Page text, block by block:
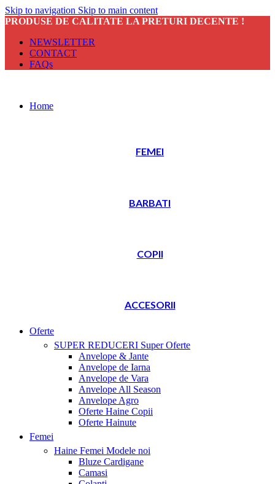
Skip to navigation Skip to main content
PRODUSE DE CALITATE LA PRETURI DECENTE !
NEWSLETTER
CONTACT
FAQs
Home
FEMEI
BARBATI
COPII
ACCESORII
Oferte
SUPER REDUCERI Super Oferte
Anvelope & Jante
Anvelope de Iarna
Anvelope de Vara
Anvelope All Season
Anvelope Agro
Oferte Haine Copii
Oferte Hainute
Femei
Haine Femei Modele noi
Bluze Cardigane
Camasi